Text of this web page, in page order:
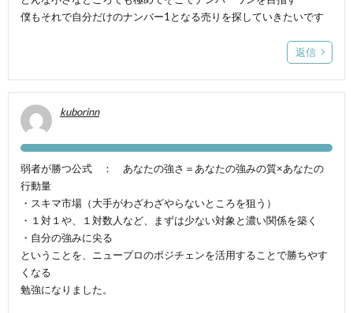
僕もそれで自分だけのナンバー1となる売りを探していきたいです
返信
kuborinn
弱者が勝つ公式 ： あなたの強さ＝あなたの強みの質×あなたの
行動量
・スキマ市場（大手がわざわざやらないところを狙う）
・１対１や、１対数人など、まずは少ない対象と濃い関係を築く
・自分の強みに尖る
ということを、ニュープロのポジチェンを活用することで勝ちやす
くなる
勉強になりました。